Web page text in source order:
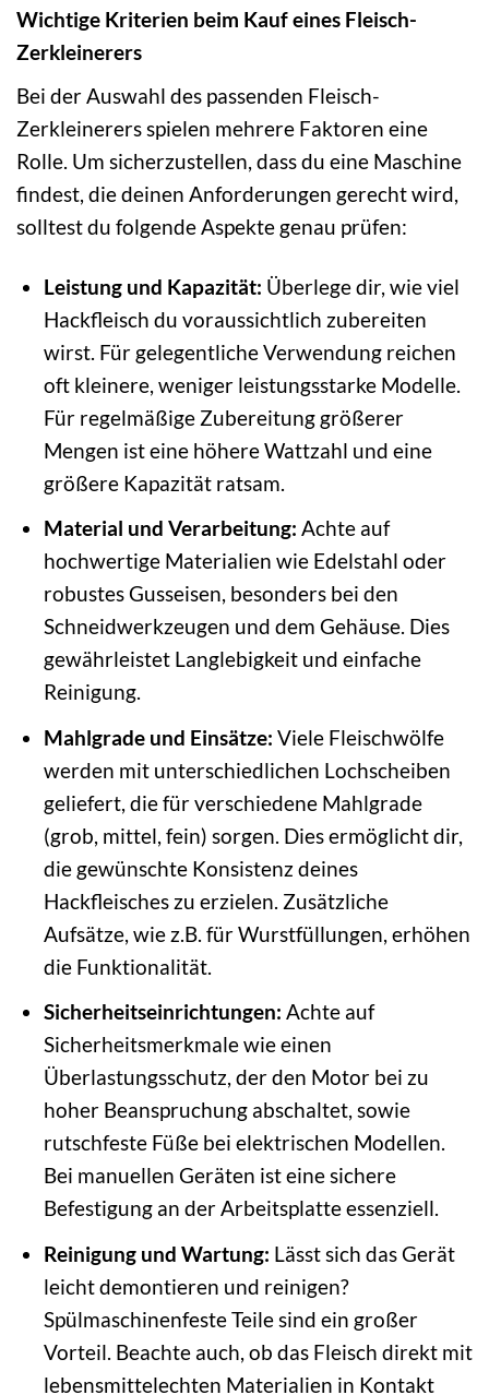
Wichtige Kriterien beim Kauf eines Fleisch-
Zerkleinerers
Bei der Auswahl des passenden Fleisch-
Zerkleinerers spielen mehrere Faktoren eine
Rolle. Um sicherzustellen, dass du eine Maschine
findest, die deinen Anforderungen gerecht wird,
solltest du folgende Aspekte genau prüfen:
Leistung und Kapazität: Überlege dir, wie viel
Hackfleisch du voraussichtlich zubereiten
wirst. Für gelegentliche Verwendung reichen
oft kleinere, weniger leistungsstarke Modelle.
Für regelmäßige Zubereitung größerer
Mengen ist eine höhere Wattzahl und eine
größere Kapazität ratsam.
Material und Verarbeitung: Achte auf
hochwertige Materialien wie Edelstahl oder
robustes Gusseisen, besonders bei den
Schneidwerkzeugen und dem Gehäuse. Dies
gewährleistet Langlebigkeit und einfache
Reinigung.
Mahlgrade und Einsätze: Viele Fleischwölfe
werden mit unterschiedlichen Lochscheiben
geliefert, die für verschiedene Mahlgrade
(grob, mittel, fein) sorgen. Dies ermöglicht dir,
die gewünschte Konsistenz deines
Hackfleisches zu erzielen. Zusätzliche
Aufsätze, wie z.B. für Wurstfüllungen, erhöhen
die Funktionalität.
Sicherheitseinrichtungen: Achte auf
Sicherheitsmerkmale wie einen
Überlastungsschutz, der den Motor bei zu
hoher Beanspruchung abschaltet, sowie
rutschfeste Füße bei elektrischen Modellen.
Bei manuellen Geräten ist eine sichere
Befestigung an der Arbeitsplatte essenziell.
Reinigung und Wartung: Lässt sich das Gerät
leicht demontieren und reinigen?
Spülmaschinenfeste Teile sind ein großer
Vorteil. Beachte auch, ob das Fleisch direkt mit
lebensmittelechten Materialien in Kontakt